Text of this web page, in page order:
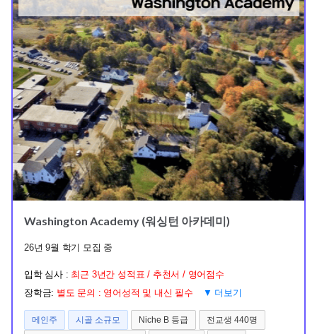
Washington Academy (워싱턴 아카데미)
26년 9월 학기 모집 중
입학 심사 : 최근 3년간 성적표 / 추천서 / 영어점수
장학금: 별도 문의 : 영어성적 및 내신 필수 ▼ 더보기
메인주 시골 소규모 Niche B 등급
전교생 440명